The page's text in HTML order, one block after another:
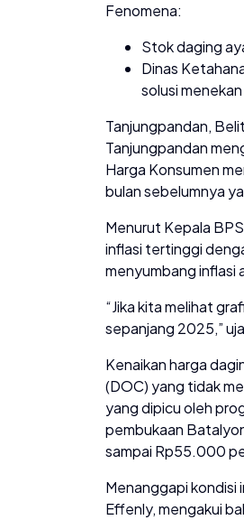
Fenomena:
Stok daging
Dinas
solusi
Tanjungpandan,
Tanjungpandan
Harga Konsumen
bulan sebelumnya
Menurut Kepala
inflasi tertinggi
menyumbang inflasi
“Jika kita melihat
sepanjang 2025,”
Kenaikan harga
(DOC) yang tidak
yang dipicu oleh
pembukaan
sampai Rp55.000
Menanggapi kondisi
Effenly, mengakui